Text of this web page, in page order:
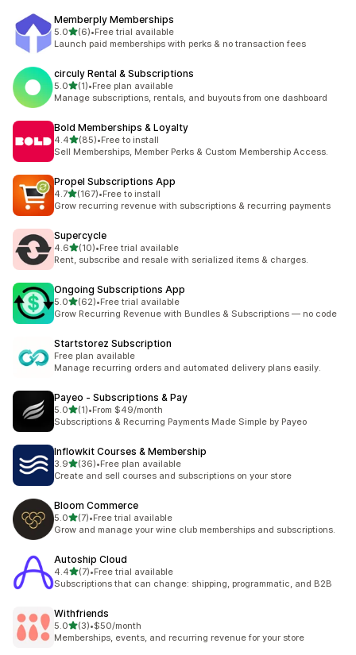
Memberply Memberships
5.0별 5개 중
(6)
총 리뷰 6개
•Free trial available
Launch paid memberships with perks & no transaction fees
circuly Rental & Subscriptions
5.0별 5개 중
(1)
총 리뷰 1개
•Free plan available
Manage subscriptions, rentals, and buyouts from one dashboard
Bold Memberships & Loyalty
4.4별 5개 중
(85)
총 리뷰 85개
•Free to install
Sell Memberships, Member Perks & Custom Membership Access.
Propel Subscriptions App
4.7별 5개 중
(167)
총 리뷰 167개
•Free to install
Grow recurring revenue with subscriptions & recurring payments
Supercycle
4.6별 5개 중
(10)
총 리뷰 10개
•Free trial available
Rent, subscribe and resale with serialized items & charges.
Ongoing Subscriptions App
5.0별 5개 중
(62)
총 리뷰 62개
•Free trial available
Grow Recurring Revenue with Bundles & Subscriptions — no code
Startstorez Subscription
Free plan available
Manage recurring orders and automated delivery plans easily.
Payeo ‑ Subscriptions & Pay
5.0별 5개 중
(1)
총 리뷰 1개
•From $49/month
Subscriptions & Recurring Payments Made Simple by Payeo
Inflowkit Courses & Membership
3.9별 5개 중
(36)
총 리뷰 36개
•Free plan available
Create and sell courses and subscriptions on your store
Bloom Commerce
5.0별 5개 중
(7)
총 리뷰 7개
•Free trial available
Grow and manage your wine club memberships and subscriptions.
Autoship Cloud
4.4별 5개 중
(7)
총 리뷰 7개
•Free trial available
Subscriptions that can change: shipping, programmatic, and B2B
Withfriends
5.0별 5개 중
(3)
총 리뷰 3개
•$50/month
Memberships, events, and recurring revenue for your store